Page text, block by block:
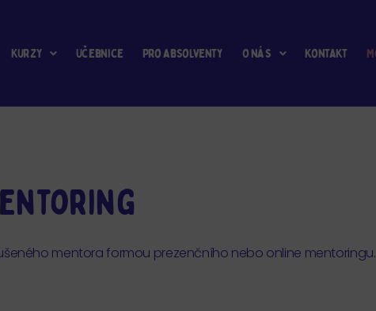
Kurzy Učebnice Pro absolventy O nás Kontakt
mentora formou prezenčního nebo online mentoringu.